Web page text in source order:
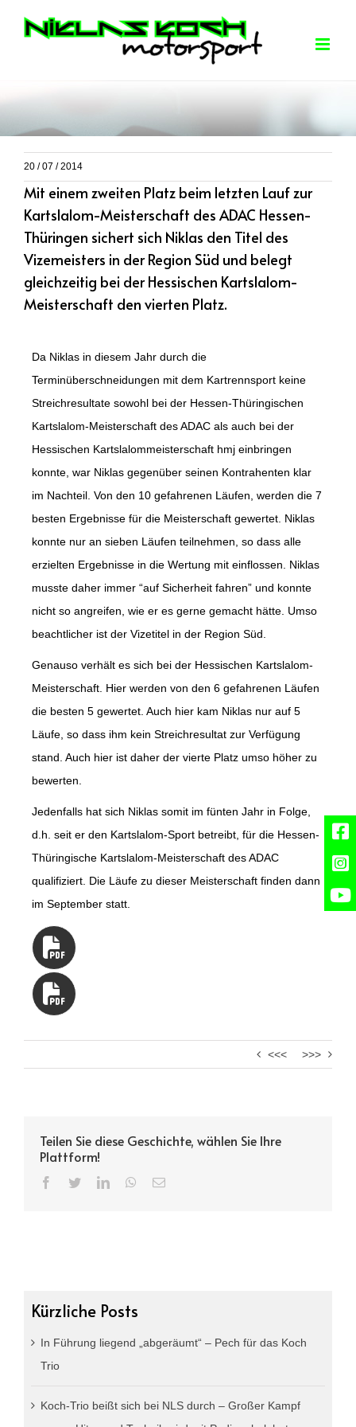
20 / 07 / 2014
Mit einem zweiten Platz beim letzten Lauf zur
Kartslalom-Meisterschaft des ADAC Hessen-
Thüringen sichert sich Niklas den Titel des
Vizemeisters in der Region Süd und belegt
gleichzeitig bei der Hessischen Kartslalom-
Meisterschaft den vierten Platz.
Da Niklas in diesem Jahr durch die
Terminüberschneidungen mit dem Kartrennsport keine
Streichresultate sowohl bei der Hessen-Thüringischen
Kartslalom-Meisterschaft des ADAC als auch bei der
Hessischen Kartslalommeisterschaft hmj einbringen
konnte, war Niklas gegenüber seinen Kontrahenten klar
im Nachteil. Von den 10 gefahrenen Läufen, werden die 7
besten Ergebnisse für die Meisterschaft gewertet. Niklas
konnte nur an sieben Läufen teilnehmen, so dass alle
erzielten Ergebnisse in die Wertung mit einflossen. Niklas
musste daher immer “auf Sicherheit fahren” und konnte
nicht so angreifen, wie er es gerne gemacht hätte. Umso
beachtlicher ist der Vizetitel in der Region Süd.
Genauso verhält es sich bei der Hessischen Kartslalom-
Meisterschaft. Hier werden von den 6 gefahrenen Läufen
die besten 5 gewertet. Auch hier kam Niklas nur auf 5
Läufe, so dass ihm kein Streichresultat zur Verfügung
stand. Auch hier ist daher der vierte Platz umso höher zu
bewerten.
Jedenfalls hat sich Niklas somit im fünten Jahr in Folge,
d.h. seit er den Kartslalom-Sport betreibt, für die Hessen-
Thüringische Kartslalom-Meisterschaft des ADAC
qualifiziert. Die Läufe zu dieser Meisterschaft finden dann
im September statt.
<<< >>>
Teilen Sie diese Geschichte, wählen Sie Ihre
Plattform!
Facebook
TwitterLinkedInWhatsApp
Email
Kürzliche Posts
In Führung liegend „abgeräumt“ – Pech für das Koch
Trio
Koch-Trio beißt sich bei NLS durch – Großer Kampf